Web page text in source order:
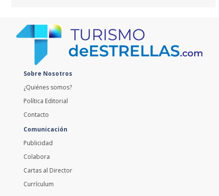
Sobre Nosotros
¿Quiénes somos?
Política Editorial
Contacto
Comunicación
Publicidad
Colabora
Cartas al Director
Currículum